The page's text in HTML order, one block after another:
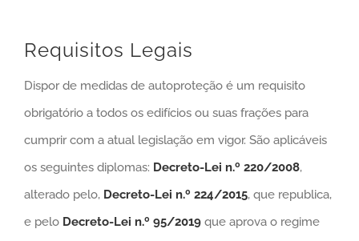
Requisitos Legais
Dispor de medidas de autoproteção é um requisito
obrigatório a todos os edifícios ou suas frações para
cumprir com a atual legislação em vigor. São aplicáveis
os seguintes diplomas: Decreto-Lei n.º 220/2008,
alterado pelo, Decreto-Lei n.º 224/2015, que republica,
e pelo Decreto-Lei n.º 95/2019que aprova o regime